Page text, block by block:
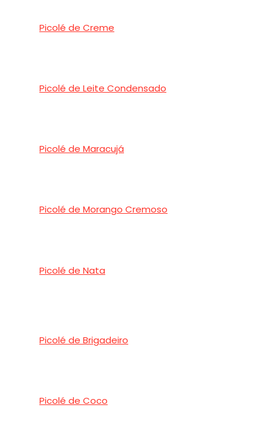
Picolé de Creme
Picolé de Leite Condensado
Picolé de Maracujá
Picolé de Morango Cremoso
Picolé de Nata
Picolé de Brigadeiro
Picolé de Coco